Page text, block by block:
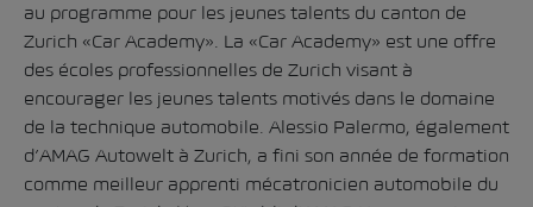
au programme pour les jeunes talents du canton de
Zurich «Car Academy». La «Car Academy» est une offre
des écoles professionnelles de Zurich visant à
encourager les jeunes talents motivés dans le domaine
de la technique automobile. Alessio Palermo, également
d’AMAG Autowelt à Zurich, a fini son année de formation
comme meilleur apprenti mécatronicien automobile du